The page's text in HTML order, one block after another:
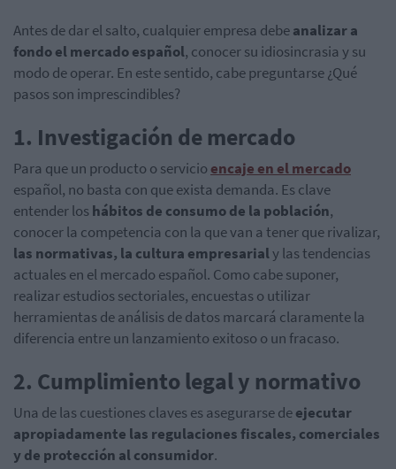
Antes de dar el salto, cualquier empresa debeanalizar a
fondo el mercado español, conocer su idiosincrasia y su
modo de operar. En este sentido, cabe preguntarse ¿Qué
pasos son imprescindibles?
1. Investigación de mercado
Para que un producto o servicio encaje en el mercado
español, no basta con que exista demanda. Es clave
entender loshábitos de consumo de la población,
conocer la competencia con la que van a tener que rivalizar,
las normativas, la cultura empresarialy las tendencias
actuales en el mercado español. Como cabe suponer,
realizar estudios sectoriales, encuestas o utilizar
herramientas de análisis de datos marcará claramente la
diferencia entre un lanzamiento exitoso o un fracaso.
2. Cumplimiento legal y normativo
Una de las cuestiones claves es asegurarse deejecutar
apropiadamente las regulaciones fiscales, comerciales
y de protección al consumidor.